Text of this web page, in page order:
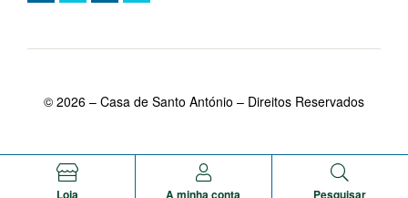
© 2026 – Casa de Santo António – Direitos Reservados
Loja A minha conta Pesquisar